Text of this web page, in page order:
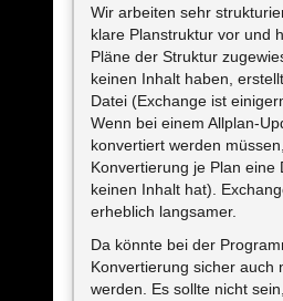
Wir arbeiten sehr
klare Planstruktur vor und
Pläne der Struktur
keinen Inhalt haben,
Datei (Exchange ist
Wenn bei einem Allplan-
konvertiert werden
Konvertierung je Plan eine
keinen Inhalt hat).
erheblich langsamer.
Da könnte bei der
Konvertierung sicher auch
werden. Es sollte nicht